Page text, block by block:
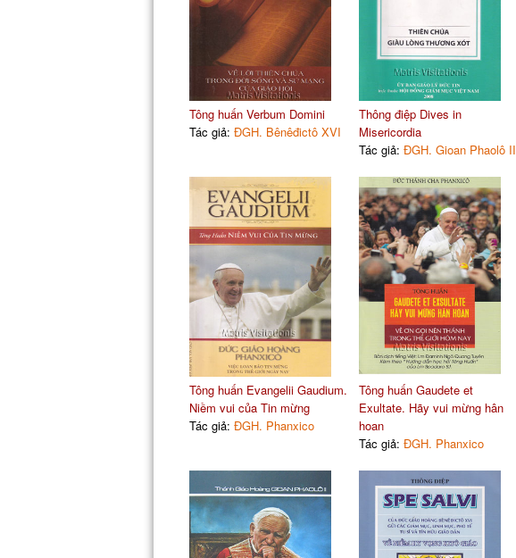
Tông huấn Verbum Domini
Tác giả: ĐGH. Bênêđictô XVI
Thông điệp Dives in
Misericordia
Tác giả: ĐGH. Gioan Phaolô II
Tông huấn Evangelii Gaudium.
Niềm vui của Tin mừng
Tác giả: ĐGH. Phanxico
Tông huấn Gaudete et
Exultate. Hãy vui mừng hân
hoan
Tác giả: ĐGH. Phanxico